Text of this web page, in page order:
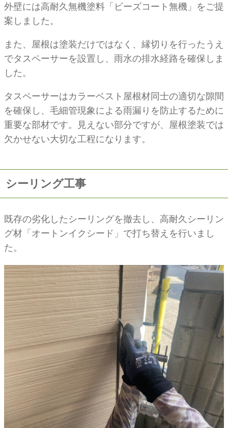
外壁には高耐久無機塗料「ビーズコート無機」をご提
案しました。
また、屋根は塗装だけではなく、縁切りを行ったうえ
でタスペーサーを設置し、雨水の排水経路を確保しま
した。
タスペーサーはカラーベスト屋根材同士の適切な隙間
を確保し、毛細管現象による雨漏りを防止するために
重要な部材です。見えない部分ですが、屋根塗装では
欠かせない大切な工程になります。
シーリング工事
既存の劣化したシーリングを撤去し、高耐久シーリン
グ材「オートンイクシード」で打ち替えを行いまし
た。